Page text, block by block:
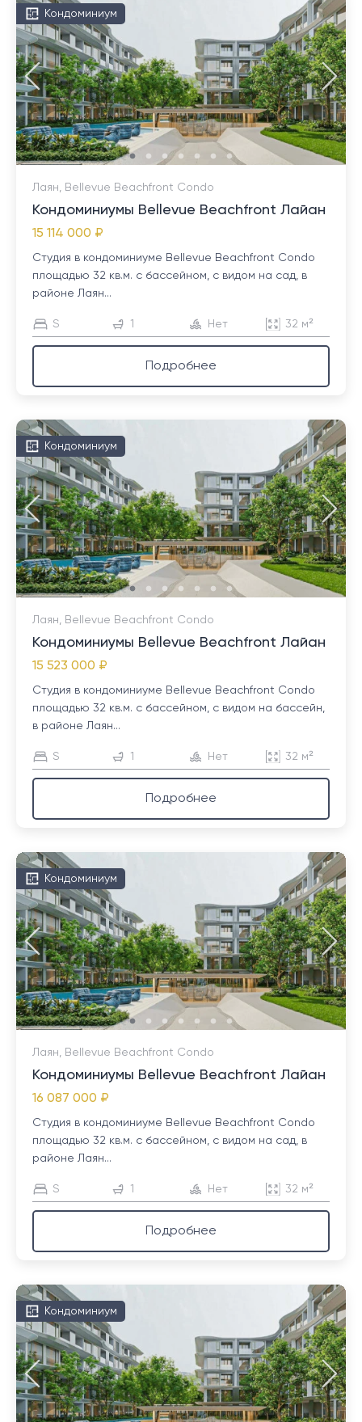
Кондоминиум
Лаян, Bellevue Beachfront Condo
Кондоминиумы Bellevue Beachfront Лайан
15 114 000 ₽
Студия в кондоминиуме Bellevue Beachfront Condo
площадью 32 кв.м. с бассейном, с видом на сад, в
районе Лаян...
S 1 Нет 32 м²
Подробнее
Кондоминиум
Лаян, Bellevue Beachfront Condo
Кондоминиумы Bellevue Beachfront Лайан
15 523 000 ₽
Студия в кондоминиуме Bellevue Beachfront Condo
площадью 32 кв.м. с бассейном, с видом на бассейн,
в районе Лаян...
S 1 Нет 32 м²
Подробнее
Кондоминиум
Лаян, Bellevue Beachfront Condo
Кондоминиумы Bellevue Beachfront Лайан
16 087 000 ₽
Студия в кондоминиуме Bellevue Beachfront Condo
площадью 32 кв.м. с бассейном, с видом на сад, в
районе Лаян...
S 1 Нет 32 м²
Подробнее
Кондоминиум